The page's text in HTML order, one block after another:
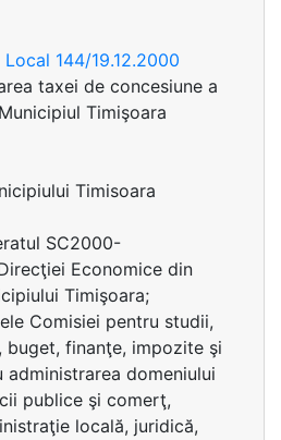
144/19.12.2000
taxei de concesiune a
Timişoara
Timisoara
SC2000-
Economice din
Timişoara;
Comisiei pentru studii,
buget, finanţe, impozite şi
domeniului
publice şi comerţ,
locală, juridică,